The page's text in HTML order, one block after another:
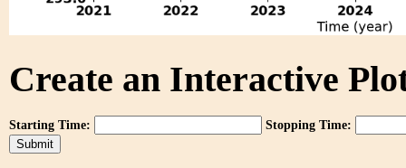
Create an Interactive
Starting Time: Stopping Time: